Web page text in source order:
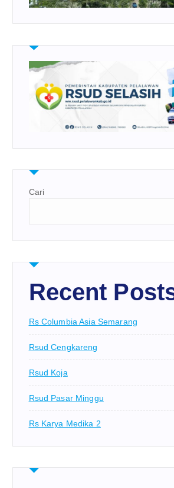
Cari
Recent
Rs Columbia Asia Semarang
Rsud Cengkareng
Rsud Koja
Rsud Pasar Minggu
Rs Karya Medika 2